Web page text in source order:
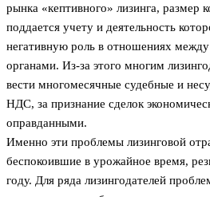
рынка «кептивного» лизинга, размер
поддается учету и деятельность
негативную роль в отношениях
органами. Из-за этого многим
вести многомесячные судебные и
НДС, за признание сделок
оправданными.
Именно эти проблемы лизинговой
беспокоившие в урожайное время,
году. Для ряда лизингодателей